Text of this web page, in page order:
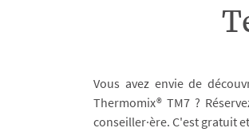
Vous avez envie de
Thermomix® TM7 ?
conseiller·ère. C'est gratuit